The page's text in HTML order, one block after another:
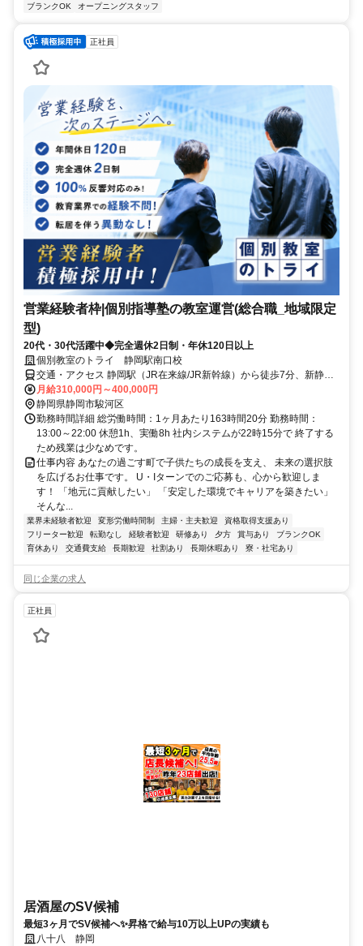
ブランクOK
オープニングスタッフ
正社員
営業経験者枠|個別指導塾の教室運営(総合職_地域限定
型)
20代・30代活躍中◆完全週休2日制・年休120日以上
個別教室のトライ 静岡駅南口校
交通・アクセス 静岡駅（JR在来線/JR新幹線）から徒歩7分、新静岡
駅（静岡鉄道）から徒歩14分
月給310,000円～400,000円
静岡県静岡市駿河区
勤務時間詳細 総労働時間：1ヶ月あたり163時間20分 勤務時間：
13:00～22:00 休憩1h、実働8h 社内システムが22時15分で 終了する
ため残業は少なめです。
仕事内容 あなたの過ごす町で子供たちの成長を支え、 未来の選択肢
を広げるお仕事です。 U・Iターンでのご応募も、心から歓迎しま
す！ 「地元に貢献したい」 「安定した環境でキャリアを築きたい」
そんな...
業界未経験者歓迎 変形労働時間制 主婦・主夫歓迎
資格取得支援あり
フリーター歓迎
転勤なし 経験者歓迎 研修あり 夕方 賞与あり
ブランクOK
育休あり
交通費支給 長期歓迎 社割あり 長期休暇あり 寮・社宅あり
同じ企業の求人
正社員
居酒屋のSV候補
最短3ヶ月でSV候補へ✨昇格で給与10万以上UPの実績も
八十八 静岡